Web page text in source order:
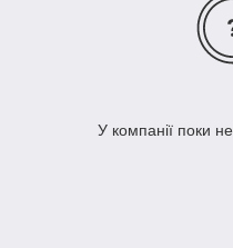
У компанії поки